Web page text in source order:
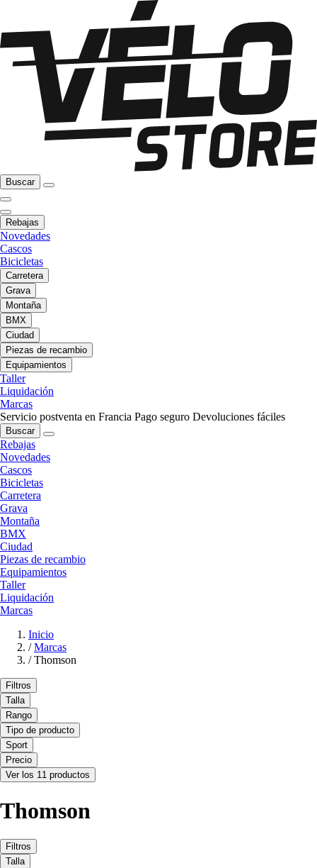
Buscar
Rebajas
Novedades
Cascos
Bicicletas
Carretera
Grava
Montaña
BMX
Ciudad
Piezas de recambio
Equipamientos
Taller
Liquidación
Marcas
Servicio postventa en Francia Pago seguro Devoluciones fáciles
Buscar
Rebajas
Novedades
Cascos
Bicicletas
Carretera
Grava
Montaña
BMX
Ciudad
Piezas de recambio
Equipamientos
Taller
Liquidación
Marcas
Inicio
/ Marcas
/ Thomson
Filtros
Talla
Rango
Tipo de producto
Sport
Precio
Ver los 11 productos
Thomson
Filtros
Talla